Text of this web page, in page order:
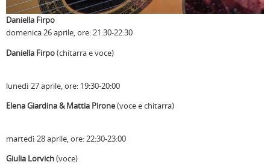
Daniella Firpo
domenica 26 aprile, ore: 21:30-22:30
Daniella Firpo(chitarra e voce)
lunedì 27 aprile, ore: 19:30-20:00
Elena Giardina & Mattia Pirone(voce e chitarra)
martedì 28 aprile, ore: 22:30-23:00
Giulia Lorvich(voce)